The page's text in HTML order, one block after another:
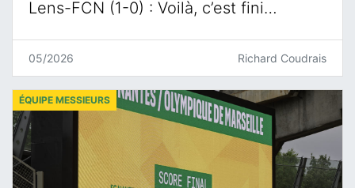
Lens-FCN (1-0) : Voilà, c’est fini…
05/2026 Richard Coudrais
ÉQUIPE MESSIEURS